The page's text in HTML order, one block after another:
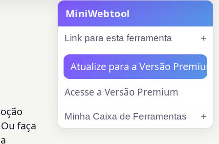
faça
MiniWebtool
Link para esta ferramenta
Atualize para a Versão Premium
Acesse a Versão Premium
Minha Caixa de Ferramentas